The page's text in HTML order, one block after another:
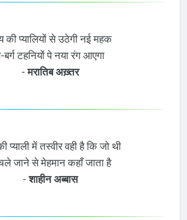
की प्यालियों से उठेगी नई महक
बर्ग टहनियों पे नया रंग आएगा
-मरातिब अख़्तर
प्याली में तस्वीर वही है कि जो थी
जाने से मेहमान कहाँ जाता है
-शाहीन अब्बास